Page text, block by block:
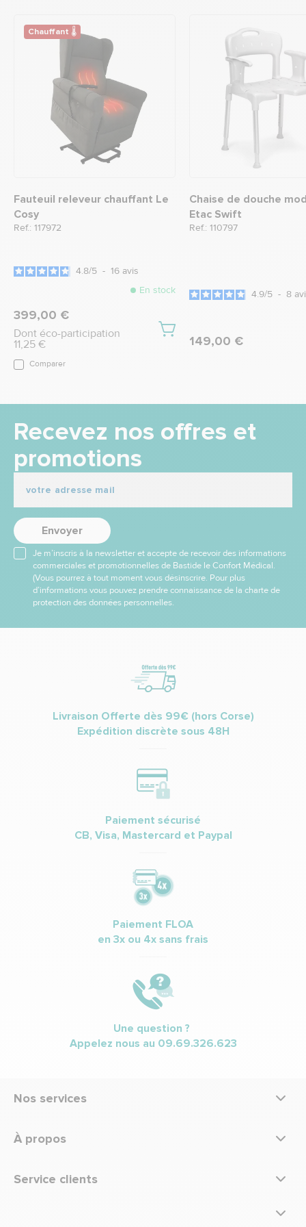
Chauffant 🌡
Fauteuil releveur chauffant Le
Cosy
Ref.: 117972
4.8/5 - 16 avis
En stock
399,00 €
Dont éco-participation
11,25 €
Comparer
Chaise de douche
Etac Swift
Ref.: 110797
4.9/5 - 8
149,00 €
Recevez nos offres et
promotions
Envoyer
Je m’inscris à la newsletter et accepte de recevoir des informations
commerciales et promotionnelles de Bastide le Confort Médical.
(Vous pourrez à tout moment vous désinscrire. Pour plus
d’informations vous pouvez prendre connaissance de la charte de
protection des données personnelles.
Livraison Offerte dès 99€ (hors Corse)
Expédition discrète sous 48H
Paiement sécurisé
CB, Visa, Mastercard et Paypal
Paiement FLOA
en 3x ou 4x sans frais
Une question ?
Appelez nous au 09.69.326.623
Nos services
À propos
Service clients